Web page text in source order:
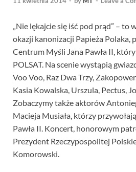
„Nie lękajcie się iść pod prąd” – to
okazji kanonizacji Papieża Polaka,
Centrum Myśli Jana Pawła II,
POLSAT. Na scenie wystąpią
Voo Voo, Raz Dwa Trzy,
Kasia Kowalska, Urszula, Pectus,
Zobaczymy także aktorów
Macieja Musiała, którzy
Pawła II. Koncert, honorowym
Prezydent Rzeczypospolitej
Komorowski.